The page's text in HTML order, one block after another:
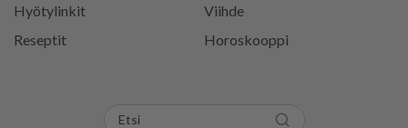
Hyötylinkit
Viihde
Reseptit
Horoskooppi